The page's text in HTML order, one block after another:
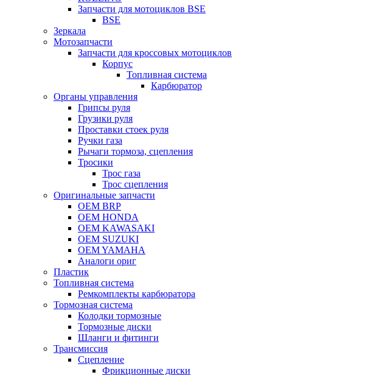
Запчасти для мотоциклов BSE
BSE
Зеркала
Мотозапчасти
Запчасти для кроссовых мотоциклов
Корпус
Топливная система
Карбюратор
Органы управления
Грипсы руля
Грузики руля
Проставки стоек руля
Ручки газа
Рычаги тормоза, сцепления
Тросики
Трос газа
Трос сцепления
Оригинальные запчасти
OEM BRP
OEM HONDA
OEM KAWASAKI
OEM SUZUKI
OEM YAMAHA
Аналоги ориг
Пластик
Топливная система
Ремкомплекты карбюратора
Тормозная система
Колодки тормозные
Тормозные диски
Шланги и фитинги
Трансмиссия
Cцепление
Фрикционные диски